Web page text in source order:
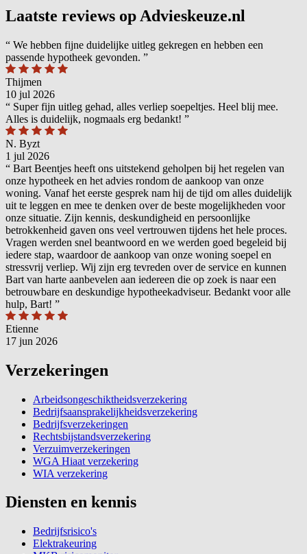
Laatste reviews op Advieskeuze.nl
“ We hebben fijne duidelijke uitleg gekregen en hebben een
passende hypotheek gevonden. ”
Thijmen
10 jul 2026
“ Super fijn uitleg gehad, alles verliep soepeltjes. Heel blij mee.
Alles is duidelijk, nogmaals erg bedankt! ”
N. Byzt
1 jul 2026
“ Bart Beentjes heeft ons uitstekend geholpen bij het regelen van
onze hypotheek en het advies rondom de aankoop van onze
woning. Vanaf het eerste gesprek nam hij de tijd om alles duidelijk
uit te leggen en mee te denken over de beste mogelijkheden voor
onze situatie. Zijn kennis, deskundigheid en persoonlijke
betrokkenheid gaven ons veel vertrouwen tijdens het hele proces.
Vragen werden snel beantwoord en we werden goed begeleid bij
iedere stap, waardoor de aankoop van onze woning soepel en
stressvrij verliep. Wij zijn erg tevreden over de service en kunnen
Bart van harte aanbevelen aan iedereen die op zoek is naar een
betrouwbare en deskundige hypotheekadviseur. Bedankt voor alle
hulp, Bart! ”
Etienne
17 jun 2026
Verzekeringen
Arbeidsongeschiktheidsverzekering
Bedrijfsaansprakelijkheidsverzekering
Bedrijfsverzekeringen
Rechtsbijstandsverzekering
Verzuimverzekeringen
WGA Hiaat verzekering
WIA verzekering
Diensten en kennis
Bedrijfsrisico's
Elektrakeuring